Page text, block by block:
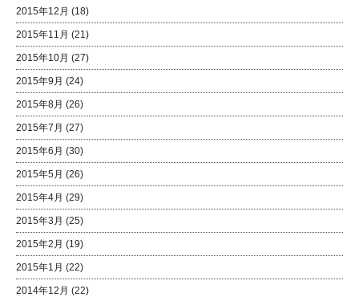
2015年12月 (18)
2015年11月 (21)
2015年10月 (27)
2015年9月 (24)
2015年8月 (26)
2015年7月 (27)
2015年6月 (30)
2015年5月 (26)
2015年4月 (29)
2015年3月 (25)
2015年2月 (19)
2015年1月 (22)
2014年12月 (22)